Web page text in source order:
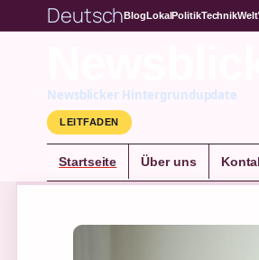
DeutschBlogLokalPolitikTechnikWelt
Newsblicker Hintergrundupdate
LEITFADEN
Startseite Über uns